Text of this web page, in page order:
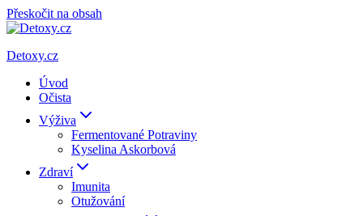
Přeskočit na obsah
Detoxy.cz
Úvod
Očista
Výživa
Fermentované Potraviny
Kyselina Askorbová
Zdraví
Imunita
Otužování